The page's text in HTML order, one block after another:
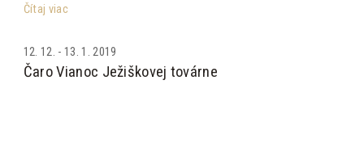
Čítaj viac
12. 12. - 13. 1. 2019
Čaro Vianoc Ježiškovej továrne